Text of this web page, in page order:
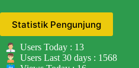
Statistik Pengunjung
Users Today : 13
Users Last 30 days : 1568